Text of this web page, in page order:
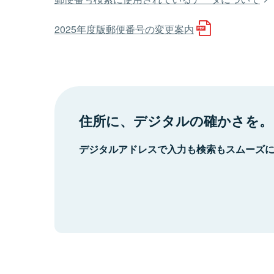
2025年度版郵便番号の変更案内
住所に、デジタルの確かさを。
デジタルアドレスで入力も検索もスムーズ